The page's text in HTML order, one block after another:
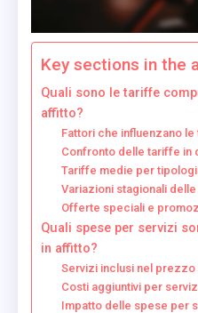
Key sections in the
Quali sono le tariffe
affitto?
Fattori che influenzano
Confronto delle tariffe in
Tariffe medie per
Variazioni stagionali
Offerte speciali e
Quali spese per servizi
in affitto?
Servizi inclusi nel prezzo
Costi aggiuntivi per
Impatto delle spese per